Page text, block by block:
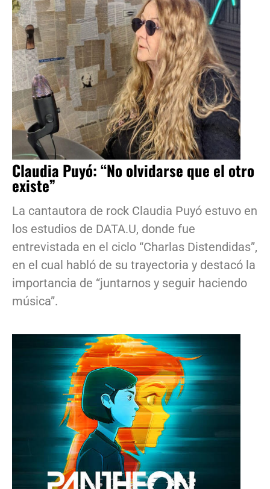
Claudia Puyó: “No olvidarse que el otro
existe”
La cantautora de rock Claudia Puyó estuvo en
los estudios de DATA.U, donde fue
entrevistada en el ciclo “Charlas Distendidas”,
en el cual habló de su trayectoria y destacó la
importancia de “juntarnos y seguir haciendo
música”.